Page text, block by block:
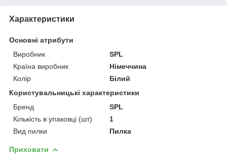
Характеристики
Основні атрибути
Виробник
SPL
Країна виробник
Німеччина
Колір
Білий
Користувальницькі характеристики
Бренд
SPL
Кількість в упаковці (шт)
1
Вид пилки
Пилка
Приховати